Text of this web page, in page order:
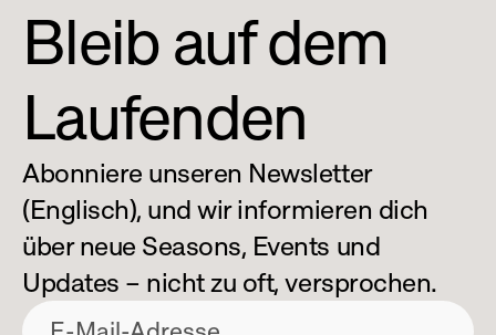
Bleib auf dem
Laufenden
Abonniere unseren Newsletter
(Englisch), und wir informieren dich
über neue Seasons, Events und
Updates – nicht zu oft, versprochen.